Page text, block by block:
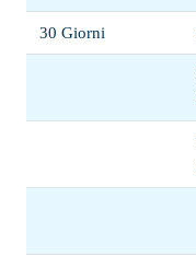
30 Giorni